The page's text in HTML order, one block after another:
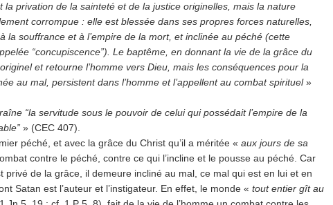
la privation de la sainteté et de la justice originelles, mais la nature
corrompue : elle est blessée dans ses propres forces naturelles,
la souffrance et à l’empire de la mort, et inclinée au péché (cette
“concupiscence”). Le baptême, en donnant la vie de la grâce du
et retourne l’homme vers Dieu, mais les conséquences pour la
au mal, persistent dans l’homme et l’appellent au combat spirituel»
“la servitude sous le pouvoir de celui qui possédait l’empire de la
» (CEC 407).
péché, et avec la grâce du Christ qu’il a méritée « aux jours de sa
contre le péché, contre ce qui l’incline et le pousse au péché. Car
privé de la grâce, il demeure incliné au mal, ce mal qui est en lui et en
Satan est l’auteur et l’instigateur. En effet, le monde « tout entier gît au